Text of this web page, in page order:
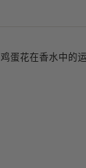
鸡蛋花在香水中的